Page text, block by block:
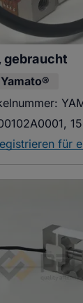
gebraucht
Yamato®
für